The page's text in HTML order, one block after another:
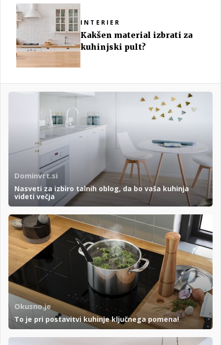
INTERIER
Kakšen material izbrati za
kuhinjski pult?
Dominvrt.si
Nasveti za izbiro talnih oblog, da bo vaša kuhinja
videti večja
Okusno.je
To je pri postavitvi kuhinje ključnega pomena!